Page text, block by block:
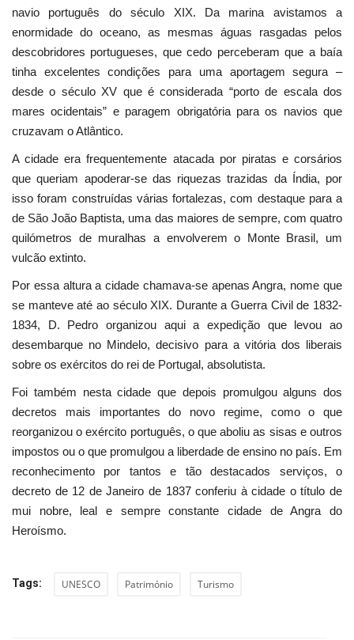
navio português do século XIX. Da marina avistamos a
enormidade do oceano, as mesmas águas rasgadas pelos
descobridores portugueses, que cedo perceberam que a baía
tinha excelentes condições para uma aportagem segura –
desde o século XV que é considerada “porto de escala dos
mares ocidentais” e paragem obrigatória para os navios que
cruzavam o Atlântico.
A cidade era frequentemente atacada por piratas e corsários
que queriam apoderar-se das riquezas trazidas da Índia, por
isso foram construídas várias fortalezas, com destaque para a
de São João Baptista, uma das maiores de sempre, com quatro
quilómetros de muralhas a envolverem o Monte Brasil, um
vulcão extinto.
Por essa altura a cidade chamava-se apenas Angra, nome que
se manteve até ao século XIX. Durante a Guerra Civil de 1832-
1834, D. Pedro organizou aqui a expedição que levou ao
desembarque no Mindelo, decisivo para a vitória dos liberais
sobre os exércitos do rei de Portugal, absolutista.
Foi também nesta cidade que depois promulgou alguns dos
decretos mais importantes do novo regime, como o que
reorganizou o exército português, o que aboliu as sisas e outros
impostos ou o que promulgou a liberdade de ensino no país. Em
reconhecimento por tantos e tão destacados serviços, o
decreto de 12 de Janeiro de 1837 conferiu à cidade o título de
mui nobre, leal e sempre constante cidade de Angra do
Heroísmo.
Tags: UNESCO Património Turismo